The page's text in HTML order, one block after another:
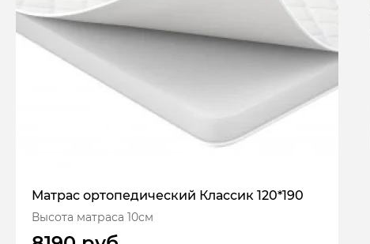
Матрас ортопедический Классик 120*190
Высота матраса 10см